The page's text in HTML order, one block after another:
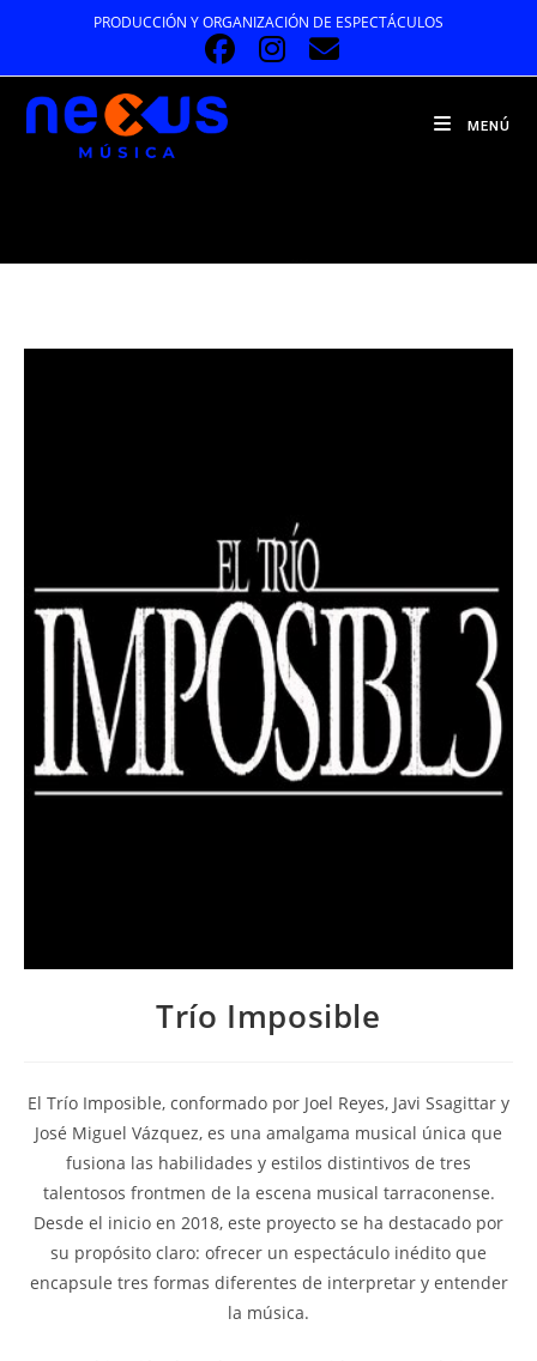
contenido
PRODUCCIÓN Y ORGANIZACIÓN DE ESPECTÁCULOS
MENÚ
Trío Imposible
El Trío Imposible, conformado por Joel Reyes, Javi Ssagittar y
José Miguel Vázquez, es una amalgama musical única que
fusiona las habilidades y estilos distintivos de tres
talentosos frontmen de la escena musical tarraconense.
Desde el inicio en 2018, este proyecto se ha destacado por
su propósito claro: ofrecer un espectáculo inédito que
encapsule tres formas diferentes de interpretar y entender
la música.